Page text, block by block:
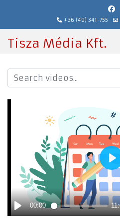
+36 (49) 341-755
Tisza Média Kft.